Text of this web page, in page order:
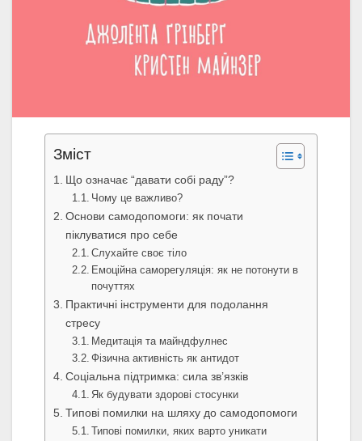
Зміст
Що означає “давати собі раду”?
Чому це важливо?
Основи самодопомоги: як почати
піклуватися про себе
Слухайте своє тіло
Емоційна саморегуляція: як не потонути в
почуттях
Практичні інструменти для подолання
стресу
Медитація та майндфулнес
Фізична активність як антидот
Соціальна підтримка: сила зв’язків
Як будувати здорові стосунки
Типові помилки на шляху до самодопомоги
Типові помилки, яких варто уникати